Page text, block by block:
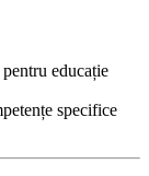
educație
specifice